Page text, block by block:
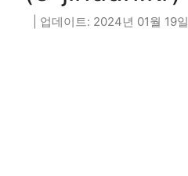
2024년 01월 19일